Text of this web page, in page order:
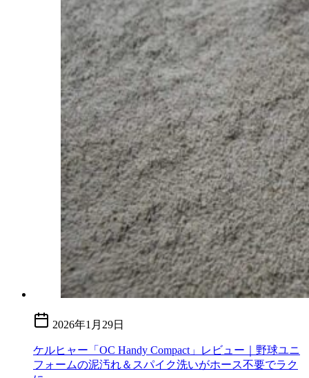
2026年1月29日
ケルヒャー「OC Handy Compact」レビュー｜野球ユニ
フォームの泥汚れ＆スパイク洗いがホース不要でラク